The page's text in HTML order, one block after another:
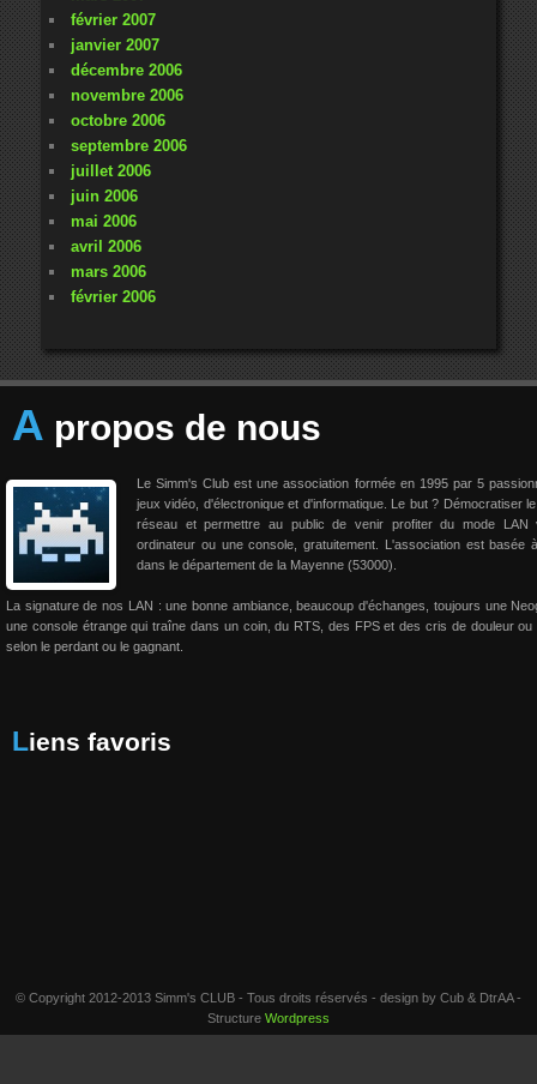
février 2007
janvier 2007
décembre 2006
novembre 2006
octobre 2006
septembre 2006
juillet 2006
juin 2006
mai 2006
avril 2006
mars 2006
février 2006
A propos de nous
Le Simm's Club est une association formée en 1995 par 5
jeux vidéo, d'électronique et d'informatique. Le but ? Démocratiser
réseau et permettre au public de venir profiter du mode LAN
ordinateur ou une console, gratuitement. L'association est basée
dans le département de la Mayenne (53000).
La signature de nos LAN : une bonne ambiance, beaucoup d'échanges, toujours une
une console étrange qui traîne dans un coin, du RTS, des FPS et des cris de douleur ou
selon le perdant ou le gagnant.
Liens favoris
© Copyright 2012-2013 Simm's CLUB - Tous droits réservés - design by Cub & DtrAA -
Structure Wordpress